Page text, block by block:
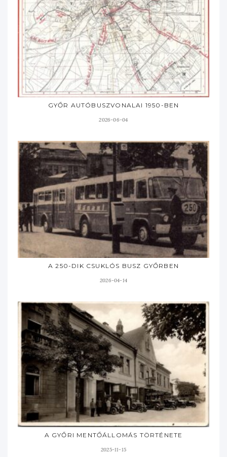
GYŐR AUTÓBUSZVONALAI 1950-BEN
2026-06-04
A 250-DIK CSUKLÓS BUSZ GYŐRBEN
2026-04-14
A GYŐRI MENTŐÁLLOMÁS TÖRTÉNETE
2025-11-15